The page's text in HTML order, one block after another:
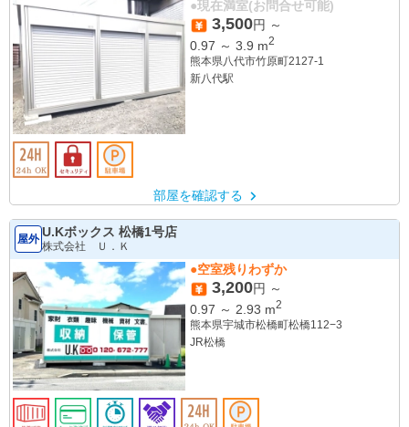
●現在満室(お問合せ可能)
3,500円 ～
0.97 ～ 3.9 m2
熊本県八代市竹原町2127-1
新八代駅
部屋を確認する
屋外 U.Kボックス 松橋1号店
株式会社 Ｕ．Ｋ
●空室残りわずか
3,200円 ～
0.97 ～ 2.93 m2
熊本県宇城市松橋町松橋112−3
JR松橋